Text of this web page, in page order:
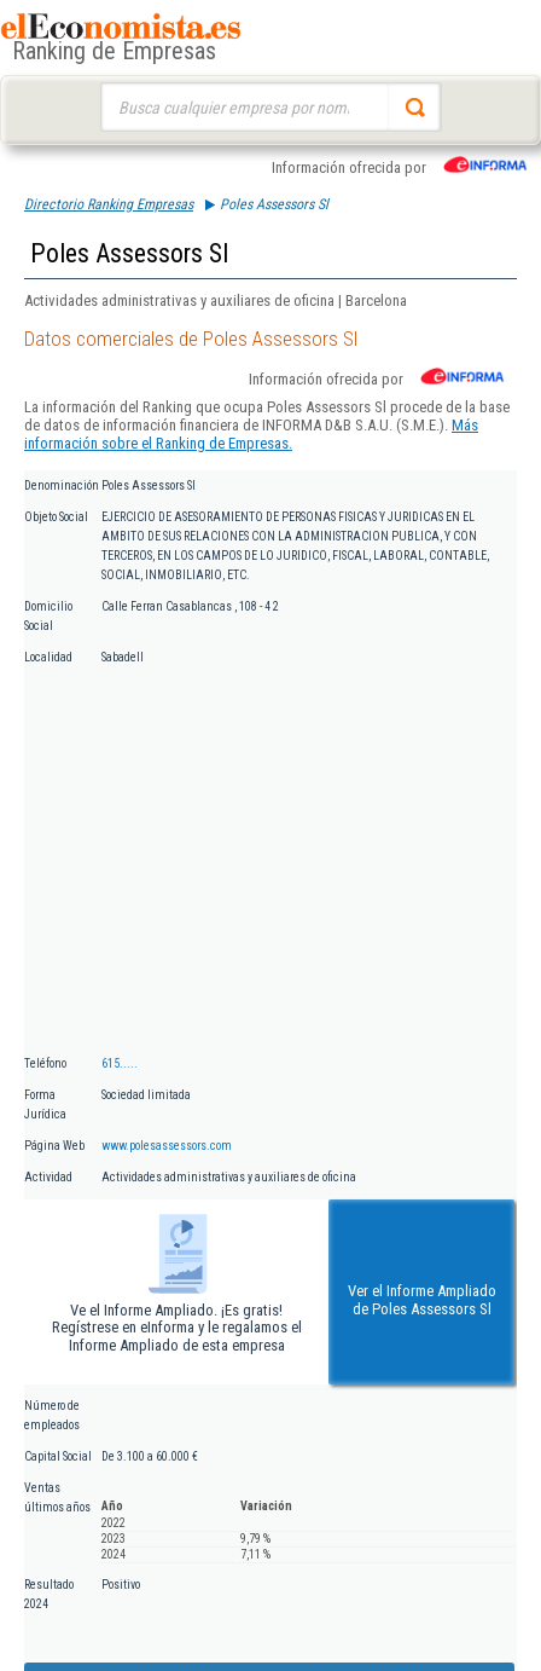
Ranking de Empresas
Información ofrecida por
Directorio Ranking Empresas Poles Assessors Sl
Poles Assessors Sl
Actividades administrativas y auxiliares de oficina | Barcelona
Datos comerciales de Poles Assessors Sl
Información ofrecida por
La información del Ranking que ocupa Poles Assessors Sl procede de la base
de datos de información financiera de INFORMA D&B S.A.U. (S.M.E.). Más
información sobre el Ranking de Empresas.
Denominación Poles Assessors Sl
Objeto Social
EJERCICIO DE ASESORAMIENTO DE PERSONAS FISICAS Y JURIDICAS EN EL
AMBITO DE SUS RELACIONES CON LA ADMINISTRACION PUBLICA, Y CON
TERCEROS, EN LOS CAMPOS DE LO JURIDICO, FISCAL, LABORAL, CONTABLE,
SOCIAL, INMOBILIARIO, ETC.
Domicilio
Social
Calle Ferran Casablancas , 108 - 4 2
Localidad Sabadell
Teléfono 615.....
Forma
Jurídica
Sociedad limitada
Página Web www.polesassessors.com
Actividad Actividades administrativas y auxiliares de oficina
Ve el Informe Ampliado. ¡Es gratis!
Regístrese en eInforma y le regalamos el
Informe Ampliado de esta empresa
Ver el Informe Ampliado
de Poles Assessors Sl
Número de
empleados
Capital Social De 3.100 a 60.000 €
Ventas
últimos años
Año
Variación
2022
2023
9,79 %
2024
7,11 %
Resultado
2024
Positivo